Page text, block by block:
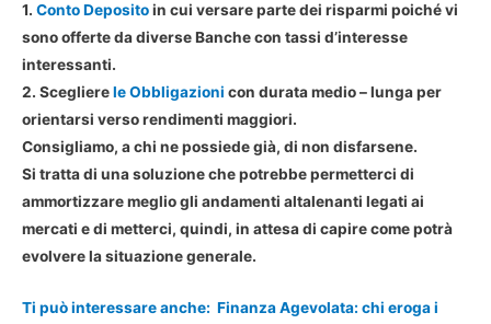
1. Conto Depositoin cui versare parte dei risparmi poiché vi
sono offerte da diverse Banche con tassi d’interesse
interessanti.
2. Sceglierele Obbligazioni con durata medio – lunga per
orientarsi verso rendimenti maggiori.
Consigliamo, a chi ne possiede già, di non disfarsene.
Si tratta di una soluzione che potrebbe permetterci di
ammortizzare meglio gli andamenti altalenanti legati ai
mercati e di metterci, quindi, in attesa di capire come potrà
evolvere la situazione generale.
Ti può interessare anche: Finanza Agevolata: chi eroga i